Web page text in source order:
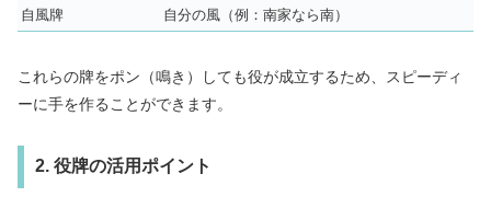
自風牌
自分の風（例：南家なら南）
これらの牌をポン（鳴き）しても役が成立するため、スピーディ
ーに手を作ることができます。
2. 役牌の活用ポイント